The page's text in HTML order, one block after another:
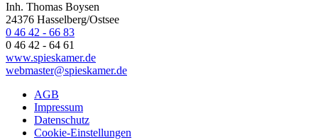
Inh. Thomas Boysen
24376 Hasselberg/Ostsee
0 46 42 - 66 83
0 46 42 - 64 61
www.spieskamer.de
webmaster@spieskamer.de
AGB
Impressum
Datenschutz
Cookie-Einstellungen